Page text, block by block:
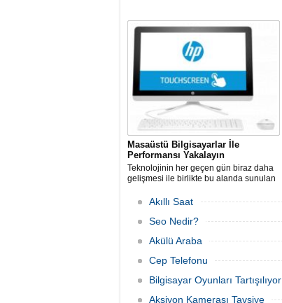
Masaüstü Bilgisayarlar İle
Performansı Yakalayın
Teknolojinin her geçen gün biraz daha
gelişmesi ile birlikte bu alanda sunulan
Akıllı Saat
Seo Nedir?
Akülü Araba
Cep Telefonu
Bilgisayar Oyunları Tartışılıyor
Aksiyon Kamerası Tavsiye